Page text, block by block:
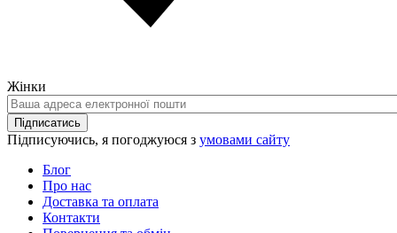
Жінки
Ваша
адреса
електронної
пошти
Підписатись
Підписуючись, я погоджуюся з умовами сайту
Блог
Про нас
Доставка та оплата
Контакти